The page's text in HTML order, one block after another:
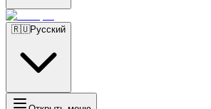
🇷🇺Русский